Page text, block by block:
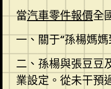
當汽車零件報價全
一、關于“孫楊媽
二、孫楊與張豆豆
業設定。從未干預